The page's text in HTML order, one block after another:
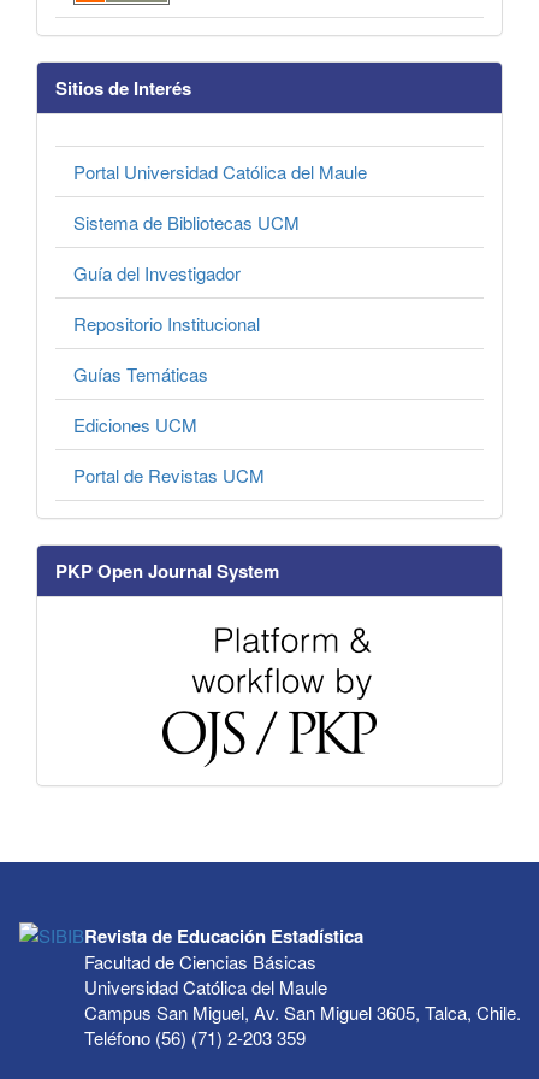
Sitios de Interés
Portal Universidad Católica del Maule
Sistema de Bibliotecas UCM
Guía del Investigador
Repositorio Institucional
Guías Temáticas
Ediciones UCM
Portal de Revistas UCM
PKP Open Journal System
Revista de Educación Estadística
Facultad de Ciencias Básicas
Universidad Católica del Maule
Campus San Miguel, Av. San Miguel 3605, Talca, Chile.
Teléfono (56) (71) 2-203 359